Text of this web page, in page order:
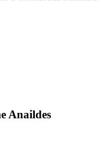
Anaildes